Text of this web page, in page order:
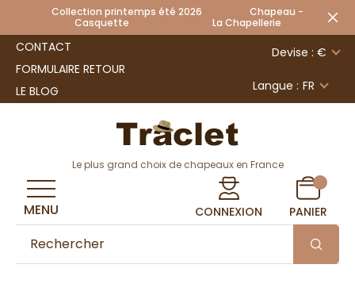
Collection printemps été 2026 Chapeau -
Casquette La Chapellerie
CONTACT
FORMULAIRE RETOUR
LE BLOG
Devise : €
Langue : FR
Le plus grand choix de chapeaux en France
CONNEXION PANIER
MENU